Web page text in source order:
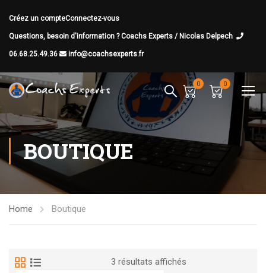
Créez un compteConnectez-vous
Questions, besoin d'information ? Coachs Experts / Nicolas Delpech
06.68.25.49.36 info@coachsexperts.fr
0 0
BOUTIQUE
Home Boutique
3 résultats affichés